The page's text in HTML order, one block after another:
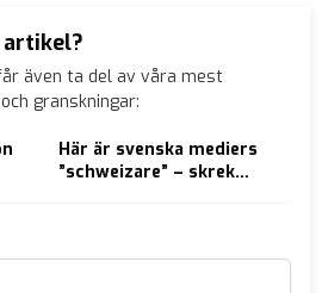
artikel?
även ta del av våra mest
granskningar:
Här är svenska mediers
”schweizare” – skrek